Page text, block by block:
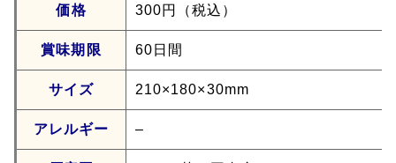
価格 300円（税込）
賞味期限 60日間
サイズ 210×180×30mm
アレルギー –